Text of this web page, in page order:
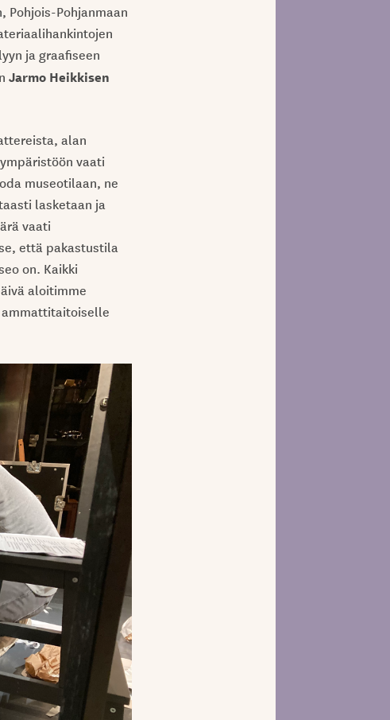
Pohjois-Pohjanmaan
ja graafiseen
Jarmo Heikkisen
alan
vaati
museotilaan, ne
lasketaan ja
vaati
että pakastustila
on. Kaikki
aloitimme